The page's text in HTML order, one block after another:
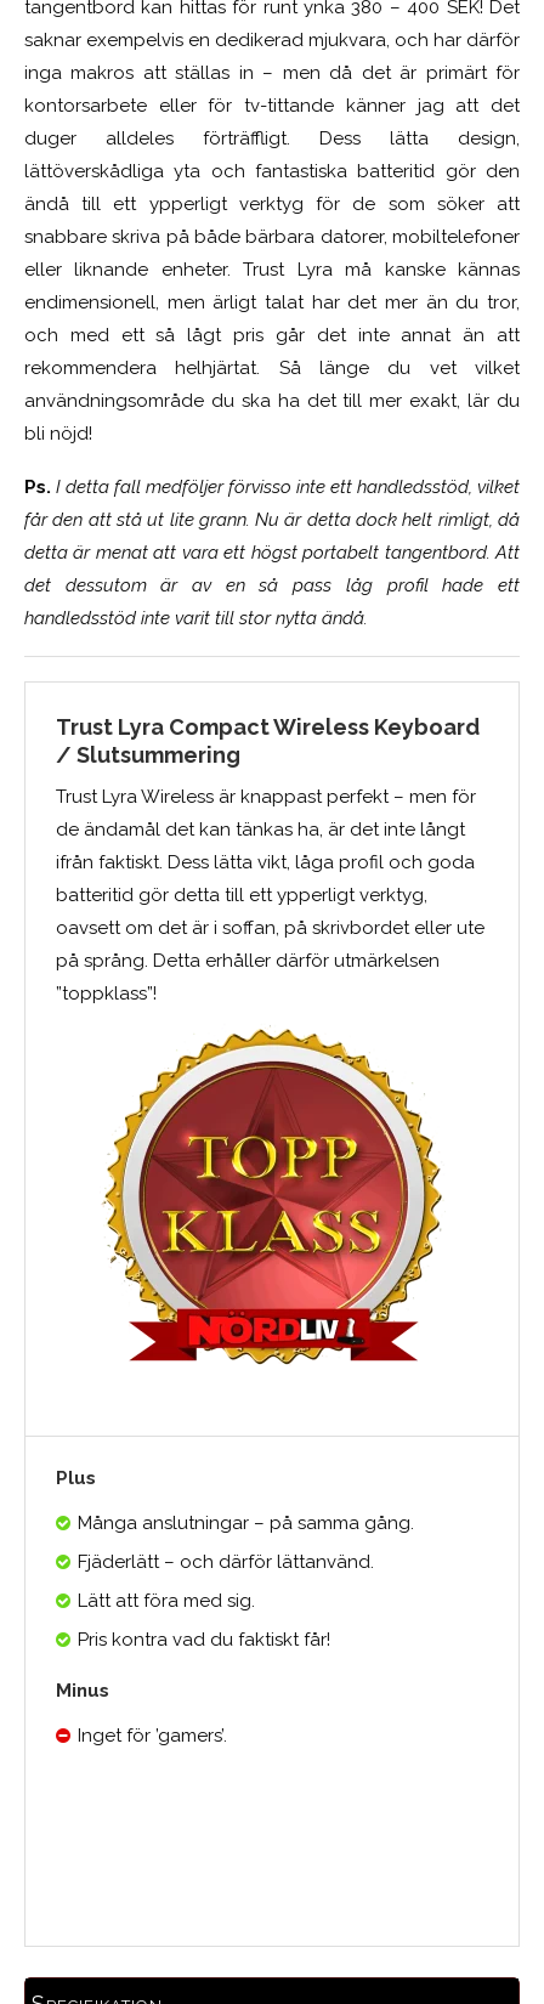
tangentbord kan hittas för runt ynka 380 – 400 SEK! Det
saknar exempelvis en dedikerad mjukvara, och har därför
inga makros att ställas in – men då det är primärt för
kontorsarbete eller för tv-tittande känner jag att det
duger alldeles förträffligt. Dess lätta design,
lättöverskådliga yta och fantastiska batteritid gör den
ändå till ett ypperligt verktyg för de som söker att
snabbare skriva på både bärbara datorer, mobiltelefoner
eller liknande enheter. Trust Lyra må kanske kännas
endimensionell, men ärligt talat har det mer än du tror,
och med ett så lågt pris går det inte annat än att
rekommendera helhjärtat. Så länge du vet vilket
användningsområde du ska ha det till mer exakt, lär du
bli nöjd!
Ps. I detta fall medföljer förvisso inte ett handledsstöd, vilket
får den att stå ut lite grann. Nu är detta dock helt rimligt, då
detta är menat att vara ett högst portabelt tangentbord. Att
det dessutom är av en så pass låg profil hade ett
handledsstöd inte varit till stor nytta ändå.
Trust Lyra Compact Wireless Keyboard
/ Slutsummering
Trust Lyra Wireless är knappast perfekt – men för
de ändamål det kan tänkas ha, är det inte långt
ifrån faktiskt. Dess lätta vikt, låga profil och goda
batteritid gör detta till ett ypperligt verktyg,
oavsett om det är i soffan, på skrivbordet eller ute
på språng. Detta erhåller därför utmärkelsen
”toppklass”!
Plus
Många anslutningar – på samma gång.
Fjäderlätt – och därför lättanvänd.
Lätt att föra med sig.
Pris kontra vad du faktiskt får!
Minus
Inget för ’gamers’.